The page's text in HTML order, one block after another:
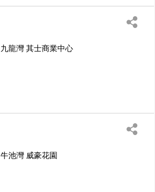
九龍灣 其士商業中心
牛池灣 威豪花園